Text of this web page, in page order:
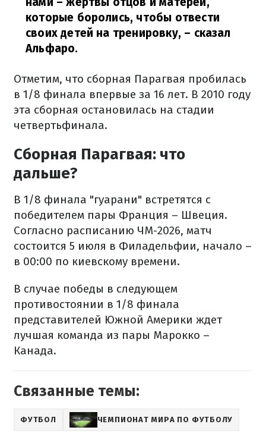
которые боролись, чтобы отвести
своих детей на тренировку, – сказал
Альфаро.
Отметим, что сборная Парагвая пробилась
в 1/8 финала впервые за 16 лет. В 2010 году
эта сборная остановилась на стадии
четвертьфинала.
Сборная Парагвая: что
дальше?
В 1/8 финала "гуарани" встретятся с
победителем пары Франция – Швеция.
Согласно расписанию ЧМ-2026, матч
состоится 5 июля в Филадельфии, начало –
в 00:00 по киевскому времени.
В случае победы в следующем
противостоянии в 1/8 финала
представителей Южной Америки ждет
лучшая команда из пары Марокко –
Канада.
Связанные темы:
ФУТБОЛ ЧЕМПИОНАТ МИРА ПО ФУТБОЛУ